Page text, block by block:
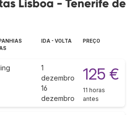
Lisboa - Tenerife de
IDA - VOLTA PREÇO
1
dezembro
16
dezembro
125 €
11 horas
antes